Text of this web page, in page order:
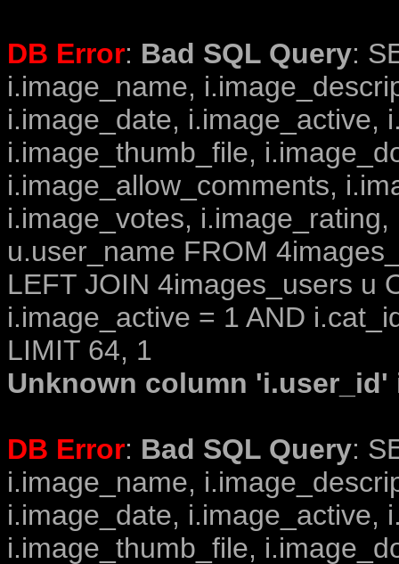
DB Error: Bad SQL Query:
i.image_name,
i.image_date, i.image_active,
i.image_thumb_file,
i.image_allow_comments,
i.image_votes,
u.user_name FROM
LEFT JOIN 4images_users u
i.image_active = 1 AND
LIMIT 64, 1
Unknown column
DB Error: Bad SQL Query:
i.image_name,
i.image_date, i.image_active,
i.image_thumb_file,